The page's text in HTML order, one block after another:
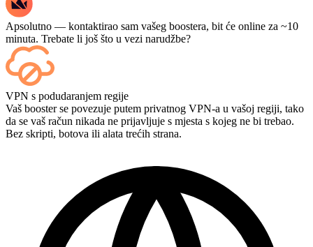
Apsolutno — kontaktirao sam vašeg boostera, bit će online za ~10
minuta. Trebate li još što u vezi narudžbe?
Da — svaki se meč prikazuje na tvojoj nadzornoj ploči čim završi, a
ako želiš gledati same igre, dodaj Streaming na blagajni.
VPN s podudaranjem regije
Vaš booster se povezuje putem privatnog VPN-a u vašoj regiji, tako
da se vaš račun nikada ne prijavljuje s mjesta s kojeg ne bi trebao.
Bez skripti, botova ili alata trećih strana.